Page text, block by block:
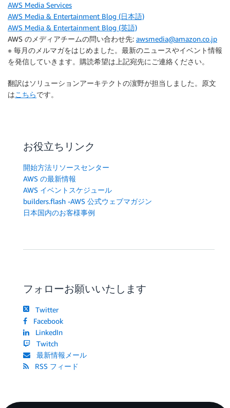
AWS Media Services
AWS Media & Entertainment Blog (日本語)
AWS Media & Entertainment Blog (英語)
AWS のメディアチームの問い合わせ先: awsmedia@amazon.co.jp
※ 毎月のメルマガをはじめました。最新のニュースやイベント情報
を発信していきます。購読希望は上記宛先にご連絡ください。
翻訳はソリューションアーキテクトの濵野が担当しました。原文
はこちらです。
お役立ちリンク
開始方法リソースセンター
AWS の最新情報
AWS イベントスケジュール
builders.flash -AWS 公式ウェブマガジン
日本国内のお客様事例
フォローお願いいたします
Twitter
Facebook
LinkedIn
Twitch
最新情報メール
RSS フィード